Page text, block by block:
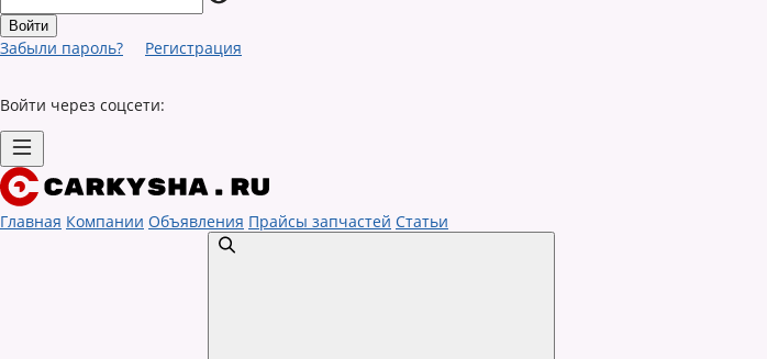
Забыли пароль? Регистрация
Войти через соцсети:
Главная Компании Объявления Прайсы запчастей Статьи